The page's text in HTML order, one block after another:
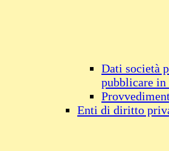
Dati società
pubblicare in
Enti di diritto